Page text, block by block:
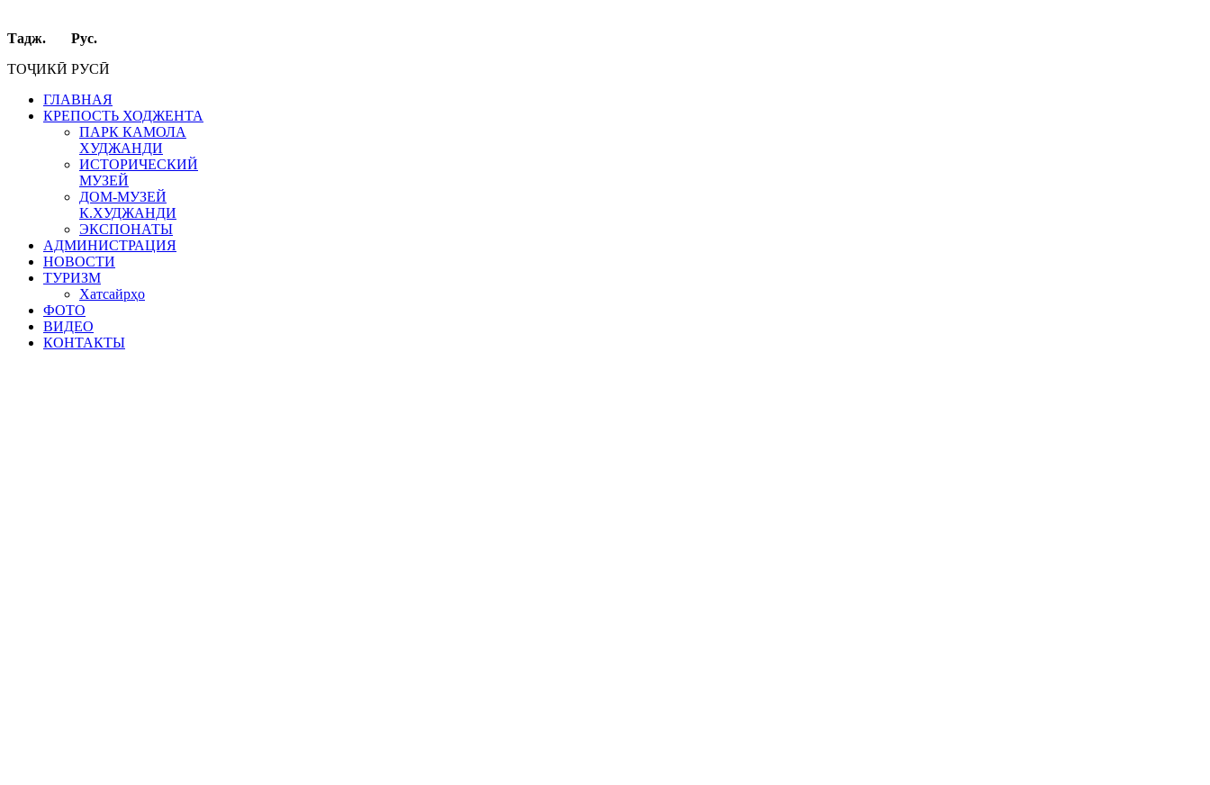
Тадж. Рус.
ТОҶИКӢ РУСӢ
ГЛАВНАЯ
КРЕПОСТЬ ХОДЖЕНТА
ПАРК КАМОЛА
ХУДЖАНДИ
ИСТОРИЧЕСКИЙ
МУЗЕЙ
ДОМ-МУЗЕЙ
К.ХУДЖАНДИ
ЭКСПОНАТЫ
АДМИНИСТРАЦИЯ
НОВОСТИ
ТУРИЗМ
Хатсайрҳо
ФОТО
ВИДЕО
КОНТАКТЫ